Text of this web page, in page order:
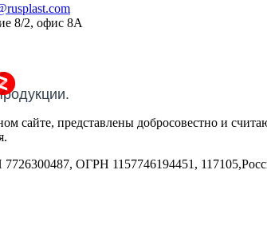
8/2, офис 8А
сайте, представлены добросовестно и
ОГРН 1157746194451,